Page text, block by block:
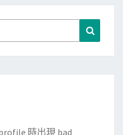
時出現 bad